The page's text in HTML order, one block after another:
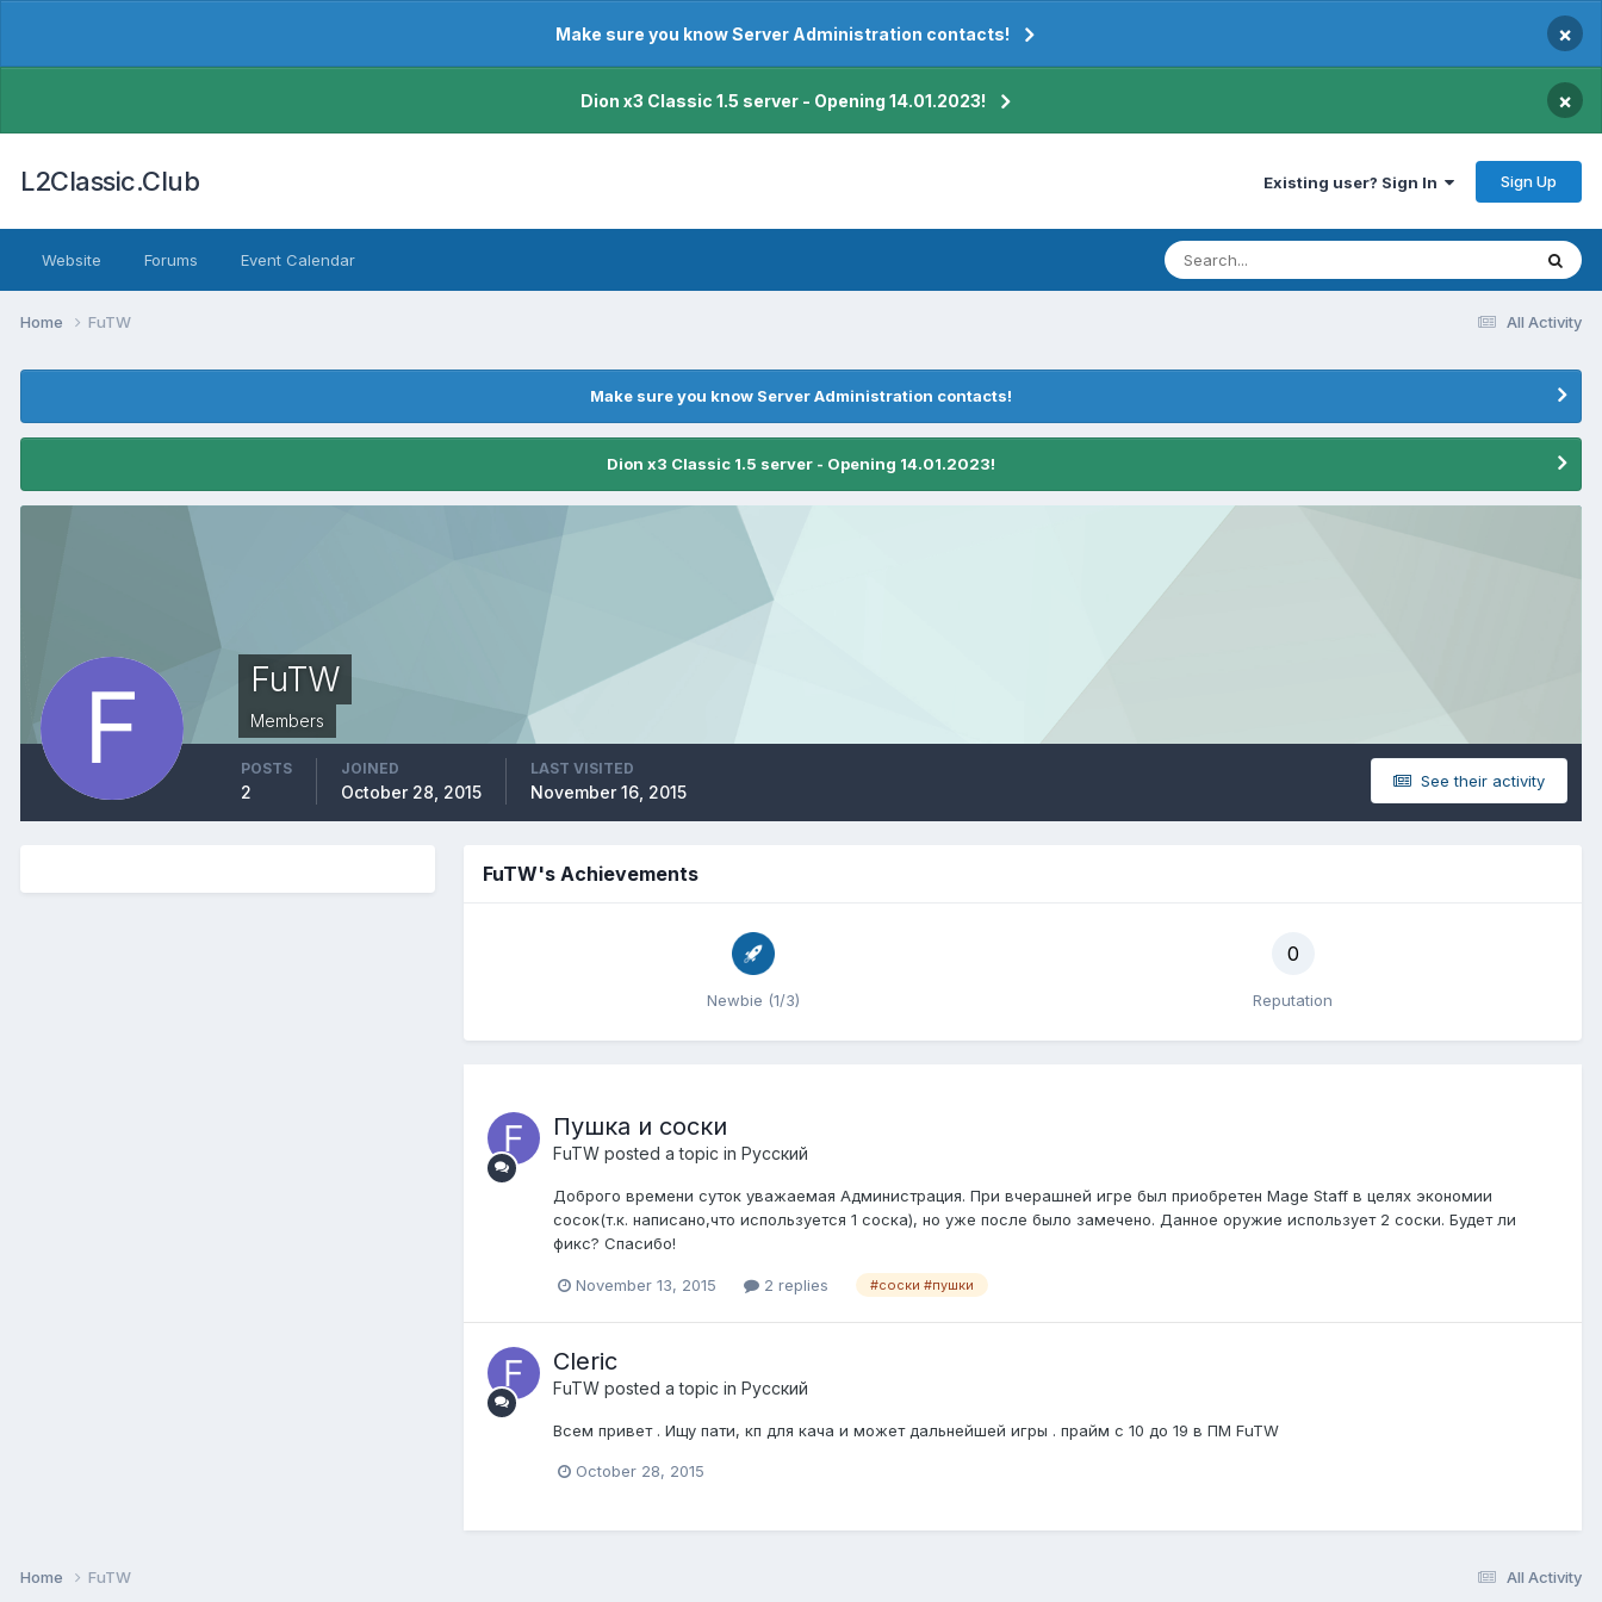
Make sure you know Server Administration contacts! ×
Dion x3 Classic 1.5 server - Opening 14.01.2023! ×
L2Classic.Club Existing user? Sign In Sign Up
Website Forums Event Calendar
All Activity
Home FuTW
Make sure you know Server Administration contacts!
Dion x3 Classic 1.5 server - Opening 14.01.2023!
FuTW
Members
See their activity
POSTS
2
JOINED
October 28, 2015
LAST VISITED
November 16, 2015
FuTW's Achievements
Newbie (1/3)
0
Reputation
Пушка и соски
FuTW posted a topic in Pусский
Доброго времени суток уважаемая Администрация. При вчерашней игре был приобретен Mage Staff в целях экономии
сосок(т.к. написано,что используется 1 соска), но уже после было замечено. Данное оружие использует 2 соски. Будет ли
фикс? Спасибо!
November 13, 2015 2 replies #соски #пушки
Сleric
FuTW posted a topic in Pусский
Всем привет . Ищу пати, кп для кача и может дальнейшей игры . прайм с 10 до 19 в ПМ FuTW
October 28, 2015
All Activity
Home FuTW